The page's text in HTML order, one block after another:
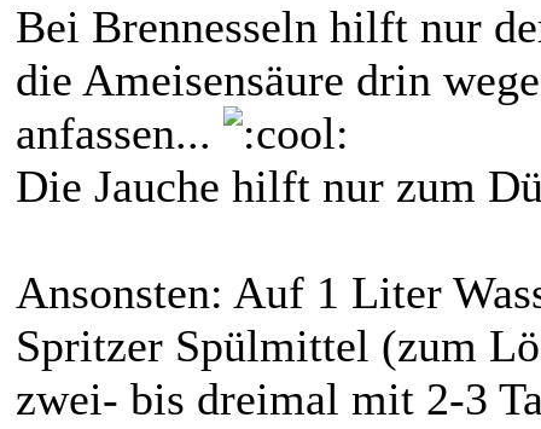
Bei Brennesseln hilft nur
die Ameisensäure drin
anfassen...
Die Jauche hilft nur zum
Ansonsten: Auf 1 Liter
Spritzer Spülmittel (zum
zwei- bis dreimal mit 2-3